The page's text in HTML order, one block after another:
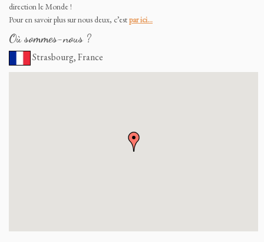
direction le Monde !
Pour en savoir plus sur nous deux, c’estpar ici…
Où sommes-nous ?
Strasbourg, France